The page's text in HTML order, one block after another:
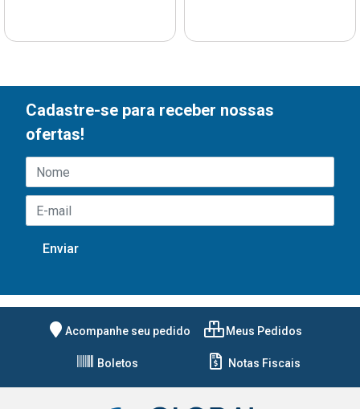
Cadastre-se para receber nossas
ofertas!
Acompanhe seu pedido Meus Pedidos
Boletos Notas Fiscais